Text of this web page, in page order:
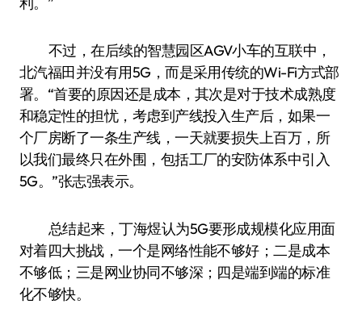
不过，在后续的智慧园区AGV小车的互联中，
北汽福田并没有用5G，而是采用传统的Wi-Fi方式部
署。“首要的原因还是成本，其次是对于技术成熟度
和稳定性的担忧，考虑到产线投入生产后，如果一
个厂房断了一条生产线，一天就要损失上百万，所
以我们最终只在外围，包括工厂的安防体系中引入
5G。”张志强表示。
总结起来，丁海煜认为5G要形成规模化应用面
对着四大挑战，一个是网络性能不够好；二是成本
不够低；三是网业协同不够深；四是端到端的标准
化不够快。